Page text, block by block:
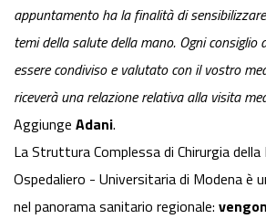
appuntamento ha la finalità di
temi della salute della mano. Ogni consiglio
essere condiviso e valutato con il vostro
riceverà una relazione relativa alla visita
Aggiunge Adani.
La Struttura Complessa di Chirurgia della
Ospedaliero - Universitaria di Modena è
nel panorama sanitario regionale: